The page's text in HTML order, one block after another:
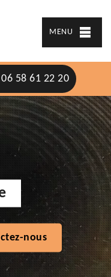
MENU
06 58 61 22 20
nous